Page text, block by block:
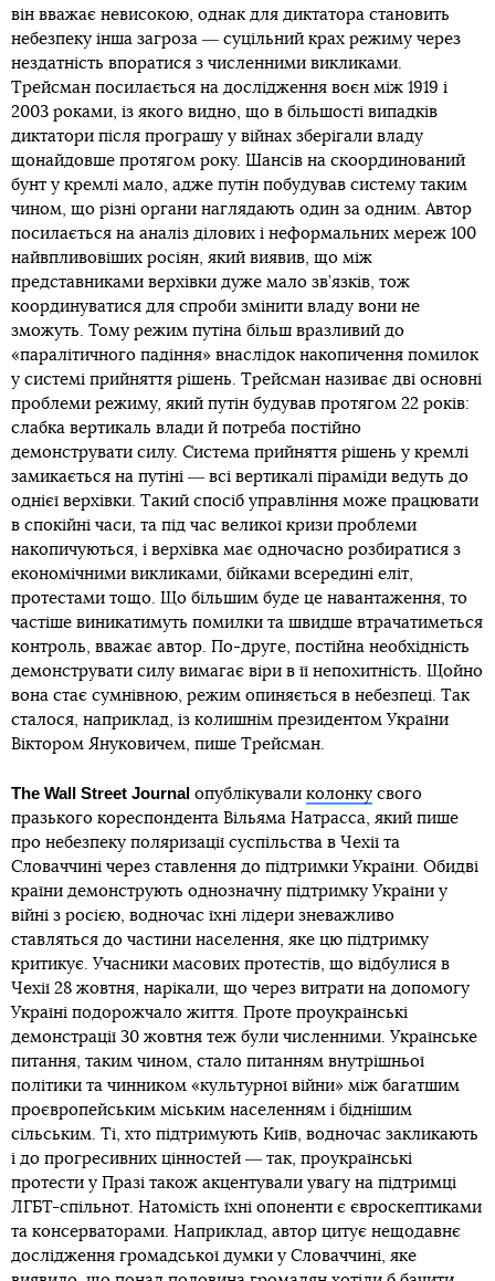
він вважає невисокою, однак для диктатора становить
небезпеку інша загроза ― суцільний крах режиму через
нездатність впоратися з численними викликами.
Трейсман посилається на дослідження воєн між 1919 і
2003 роками, із якого видно, що в більшості випадків
диктатори після програшу у війнах зберігали владу
щонайдовше протягом року. Шансів на скоординований
бунт у кремлі мало, адже путін побудував систему таким
чином, що різні органи наглядають один за одним. Автор
посилається на аналіз ділових і неформальних мереж 100
найвпливовіших росіян, який виявив, що між
представниками верхівки дуже мало зв’язків, тож
координуватися для спроби змінити владу вони не
зможуть. Тому режим путіна більш вразливий до
«паралітичного падіння» внаслідок накопичення помилок
у системі прийняття рішень. Трейсман називає дві основні
проблеми режиму, який путін будував протягом 22 років:
слабка вертикаль влади й потреба постійно
демонструвати силу. Система прийняття рішень у кремлі
замикається на путіні ― всі вертикалі піраміди ведуть до
однієї верхівки. Такий спосіб управління може працювати
в спокійні часи, та під час великої кризи проблеми
накопичуються, і верхівка має одночасно розбиратися з
економічними викликами, бійками всередині еліт,
протестами тощо. Що більшим буде це навантаження, то
частіше виникатимуть помилки та швидше втрачатиметься
контроль, вважає автор. По-друге, постійна необхідність
демонструвати силу вимагає віри в її непохитність. Щойно
вона стає сумнівною, режим опиняється в небезпеці. Так
сталося, наприклад, із колишнім президентом України
Віктором Януковичем, пише Трейсман.
The Wall Street Journal опублікували колонку свого
празького кореспондента Вільяма Натрасса, який пише
про небезпеку поляризації суспільства в Чехії та
Словаччині через ставлення до підтримки України. Обидві
країни демонструють однозначну підтримку України у
війні з росією, водночас їхні лідери зневажливо
ставляться до частини населення, яке цю підтримку
критикує. Учасники масових протестів, що відбулися в
Чехії 28 жовтня, нарікали, що через витрати на допомогу
Україні подорожчало життя. Проте проукраїнські
демонстрації 30 жовтня теж були численними. Українське
питання, таким чином, стало питанням внутрішньої
політики та чинником «культурної війни» між багатшим
проєвропейським міським населенням і біднішим
сільським. Ті, хто підтримують Київ, водночас закликають
і до прогресивних цінностей ― так, проукраїнські
протести у Празі також акцентували увагу на підтримці
ЛГБТ-спільнот. Натомість їхні опоненти є євроскептиками
та консерваторами. Наприклад, автор цитує нещодавнє
дослідження громадської думки у Словаччині, яке